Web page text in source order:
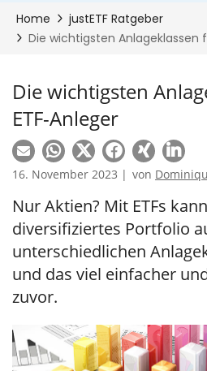
Die wichtigsten
ETF-Anleger
16. November 2023 | von
Nur Aktien? Mit ETFs
diversifiziertes Portfolio
unterschiedlichen
und das viel einfacher
zuvor.